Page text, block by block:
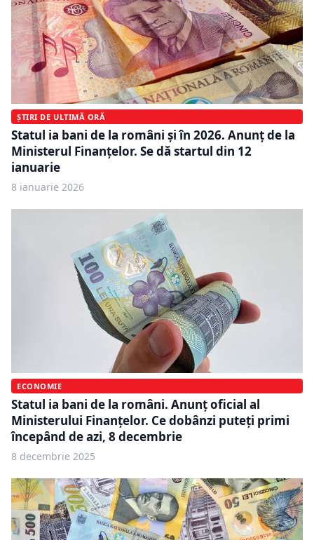
ȘTIRI DE ULTIMĂ ORĂ
Statul ia bani de la români și în 2026. Anunț de la
Ministerul Finanțelor. Se dă startul din 12
ianuarie
8 ianuarie 2026
ECONOMIE
Statul ia bani de la români. Anunț oficial al
Ministerului Finanțelor. Ce dobânzi puteți primi
începând de azi, 8 decembrie
8 decembrie 2025